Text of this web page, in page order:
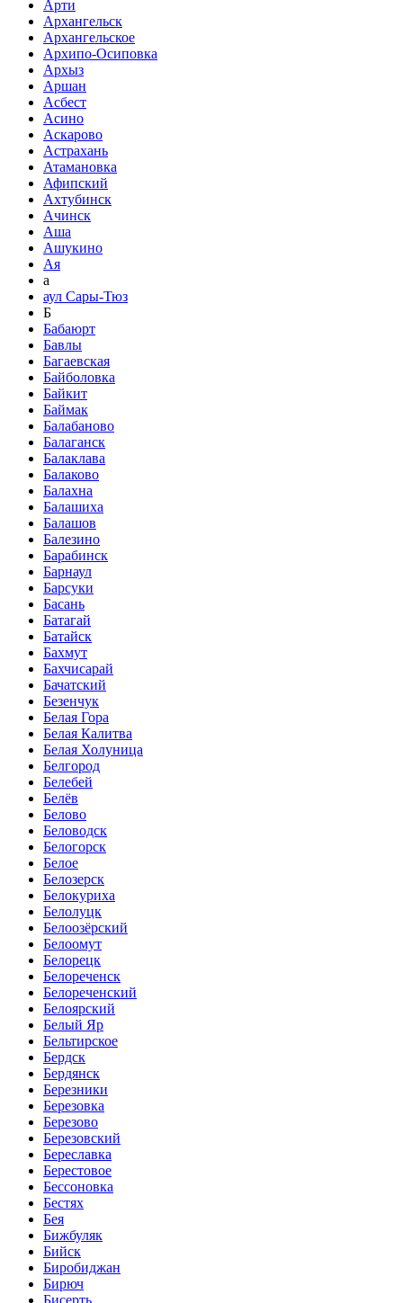
Арти
Архангельск
Архангельское
Архипо-Осиповка
Архыз
Аршан
Асбест
Асино
Аскарово
Астрахань
Атамановка
Афипский
Ахтубинск
Ачинск
Аша
Ашукино
Ая
а
аул Сары-Тюз
Б
Бабаюрт
Бавлы
Багаевская
Байболовка
Байкит
Баймак
Балабаново
Балаганск
Балаклава
Балаково
Балахна
Балашиха
Балашов
Балезино
Барабинск
Барнаул
Барсуки
Басань
Батагай
Батайск
Бахмут
Бахчисарай
Бачатский
Безенчук
Белая Гора
Белая Калитва
Белая Холуница
Белгород
Белебей
Белёв
Белово
Беловодск
Белогорск
Белое
Белозерск
Белокуриха
Белолуцк
Белоозёрский
Белоомут
Белорецк
Белореченск
Белореченский
Белоярский
Белый Яр
Бельтирское
Бердск
Бердянск
Березники
Березовка
Березово
Березовский
Береславка
Берестовое
Бессоновка
Бестях
Бея
Бижбуляк
Бийск
Биробиджан
Бирюч
Бисерть